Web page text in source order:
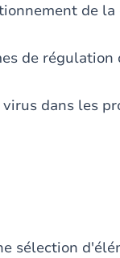
de
de régulation
dans les
sélection